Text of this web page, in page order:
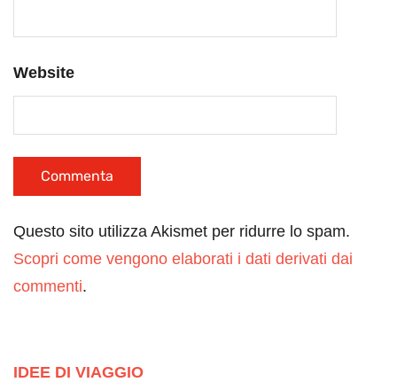
Website
Questo sito utilizza Akismet per ridurre lo spam.
Scopri come vengono elaborati i dati derivati dai
commenti.
IDEE DI VIAGGIO